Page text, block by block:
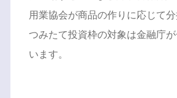
用業協会が商品の作りに応じて分
つみたて投資枠の対象は金融庁
います。